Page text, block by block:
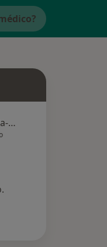
Segunda-feira